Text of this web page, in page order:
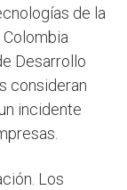
de la
Desarrollo
consideran
incidente
Los